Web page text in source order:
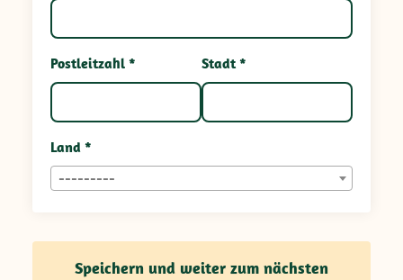
Postleitzahl * Stadt *
Land *
---------
Speichern und weiter zum nächsten